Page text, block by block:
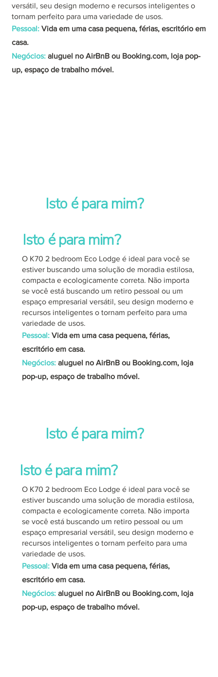
versátil, seu design moderno e recursos inteligentes o
tornam perfeito para uma variedade de usos.
Pessoal:Vida em uma casa pequena, férias, escritório em
casa.
Negócios:aluguel no AirBnB ou Booking.com, loja pop-
up, espaço de trabalho móvel.
O K70 2 bedroom Eco Lodge é ideal para você se
estiver buscando uma solução de moradia estilosa,
compacta e ecologicamente correta. Não importa
se você está buscando um retiro pessoal ou um
espaço empresarial versátil, seu design moderno e
recursos inteligentes o tornam perfeito para uma
variedade de usos.
Pessoal:Vida em uma casa pequena, férias,
escritório em casa.
Negócios:aluguel no AirBnB ou Booking.com, loja
pop-up, espaço de trabalho móvel.
Isto é para mim?
Isto é para mim?
O K70 2 bedroom Eco Lodge é ideal para você se
estiver buscando uma solução de moradia estilosa,
compacta e ecologicamente correta. Não importa
se você está buscando um retiro pessoal ou um
espaço empresarial versátil, seu design moderno e
recursos inteligentes o tornam perfeito para uma
variedade de usos.
Pessoal:Vida em uma casa pequena, férias,
escritório em casa.
Negócios:aluguel no AirBnB ou Booking.com, loja
pop-up, espaço de trabalho móvel.
Isto é para mim?
Isto é para mim?